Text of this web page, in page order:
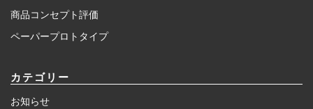
商品コンセプト評価
ペーパープロトタイプ
カテゴリー
お知らせ